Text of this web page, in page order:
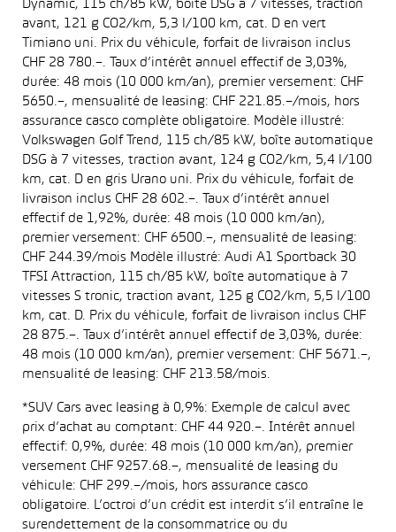
Dynamic, 115 ch/85 kW, boîte DSG à 7 vitesses, traction
avant, 121 g CO2/km, 5,3 l/100 km, cat. D en vert
Timiano uni. Prix du véhicule, forfait de livraison inclus
CHF 28 780.–. Taux d’intérêt annuel effectif de 3,03%,
durée: 48 mois (10 000 km/an), premier versement: CHF
5650.–, mensualité de leasing: CHF 221.85.–/mois, hors
assurance casco complète obligatoire. Modèle illustré:
Volkswagen Golf Trend, 115 ch/85 kW, boîte automatique
DSG à 7 vitesses, traction avant, 124 g CO2/km, 5,4 l/100
km, cat. D en gris Urano uni. Prix du véhicule, forfait de
livraison inclus CHF 28 602.–. Taux d’intérêt annuel
effectif de 1,92%, durée: 48 mois (10 000 km/an),
premier versement: CHF 6500.–, mensualité de leasing:
CHF 244.39/mois Modèle illustré: Audi A1 Sportback 30
TFSI Attraction, 115 ch/85 kW, boîte automatique à 7
vitesses S tronic, traction avant, 125 g CO2/km, 5,5 l/100
km, cat. D. Prix du véhicule, forfait de livraison inclus CHF
28 875.–. Taux d’intérêt annuel effectif de 3,03%, durée:
48 mois (10 000 km/an), premier versement: CHF 5671.–,
mensualité de leasing: CHF 213.58/mois.
*SUV Cars avec leasing à 0,9%: Exemple de calcul avec
prix d’achat au comptant: CHF 44 920.–. Intérêt annuel
effectif: 0,9%, durée: 48 mois (10 000 km/an), premier
versement CHF 9257.68.–, mensualité de leasing du
véhicule: CHF 299.–/mois, hors assurance casco
obligatoire. L’octroi d’un crédit est interdit s’il entraîne le
surendettement de la consommatrice ou du